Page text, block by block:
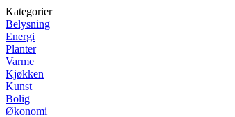
Kategorier
Belysning
Energi
Planter
Varme
Kjøkken
Kunst
Bolig
Økonomi